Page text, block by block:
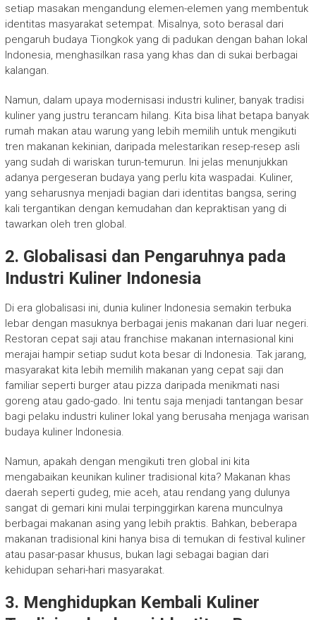
setiap masakan mengandung elemen-elemen yang membentuk
identitas masyarakat setempat. Misalnya, soto berasal dari
pengaruh budaya Tiongkok yang di padukan dengan bahan lokal
Indonesia, menghasilkan rasa yang khas dan di sukai berbagai
kalangan.
Namun, dalam upaya modernisasi industri kuliner, banyak tradisi
kuliner yang justru terancam hilang. Kita bisa lihat betapa banyak
rumah makan atau warung yang lebih memilih untuk mengikuti
tren makanan kekinian, daripada melestarikan resep-resep asli
yang sudah di wariskan turun-temurun. Ini jelas menunjukkan
adanya pergeseran budaya yang perlu kita waspadai. Kuliner,
yang seharusnya menjadi bagian dari identitas bangsa, sering
kali tergantikan dengan kemudahan dan kepraktisan yang di
tawarkan oleh tren global.
2. Globalisasi dan Pengaruhnya pada
Industri Kuliner Indonesia
Di era globalisasi ini, dunia kuliner Indonesia semakin terbuka
lebar dengan masuknya berbagai jenis makanan dari luar negeri.
Restoran cepat saji atau franchise makanan internasional kini
merajai hampir setiap sudut kota besar di Indonesia. Tak jarang,
masyarakat kita lebih memilih makanan yang cepat saji dan
familiar seperti burger atau pizza daripada menikmati nasi
goreng atau gado-gado. Ini tentu saja menjadi tantangan besar
bagi pelaku industri kuliner lokal yang berusaha menjaga warisan
budaya kuliner Indonesia.
Namun, apakah dengan mengikuti tren global ini kita
mengabaikan keunikan kuliner tradisional kita? Makanan khas
daerah seperti gudeg, mie aceh, atau rendang yang dulunya
sangat di gemari kini mulai terpinggirkan karena munculnya
berbagai makanan asing yang lebih praktis. Bahkan, beberapa
makanan tradisional kini hanya bisa di temukan di festival kuliner
atau pasar-pasar khusus, bukan lagi sebagai bagian dari
kehidupan sehari-hari masyarakat.
3. Menghidupkan Kembali Kuliner